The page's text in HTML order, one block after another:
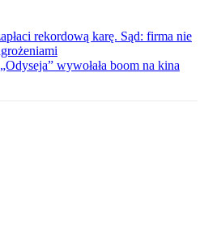
rekordową karę. Sąd: firma nie
wywołała boom na kina